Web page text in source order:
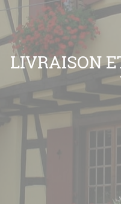
LIVRAISON